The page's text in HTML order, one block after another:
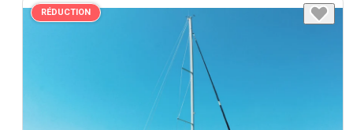
RÉDUCTION